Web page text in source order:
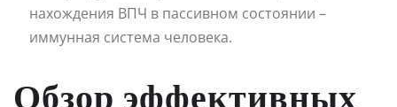
нахождения ВПЧ в пассивном состоянии –
иммунная система человека.